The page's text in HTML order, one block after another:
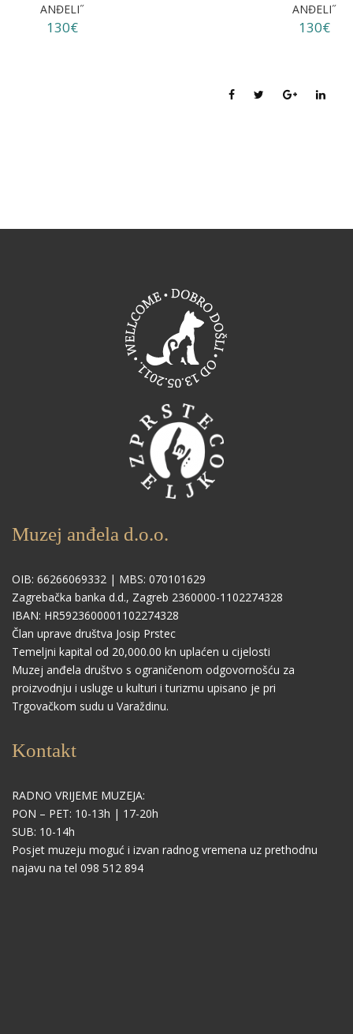
ANĐELI˝
130€
ANĐELI˝
130€
Muzej anđela d.o.o.
OIB: 66266069332 | MBS: 070101629
Zagrebačka banka d.d., Zagreb 2360000-1102274328
IBAN: HR5923600001102274328
Član uprave društva Josip Prstec
Temeljni kapital od 20,000.00 kn uplaćen u cijelosti
Muzej anđela društvo s ograničenom odgovornošću za
proizvodnju i usluge u kulturi i turizmu upisano je pri
Trgovačkom sudu u Varaždinu.
Kontakt
RADNO VRIJEME MUZEJA:
PON – PET: 10-13h | 17-20h
SUB: 10-14h
Posjet muzeju moguć i izvan radnog vremena uz prethodnu
najavu na tel 098 512 894